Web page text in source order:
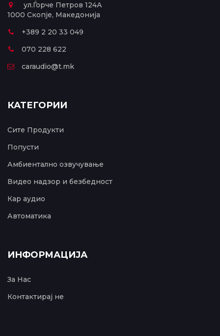
ул.Ѓорче Петров 124А
1000 Скопје, Македонија
+389 2 20 33 049
070 228 622
caraudio@t.mk
КАТЕГОРИИ
Сите Продукти
Попусти
Амбиентално озвучување
Видео надзор и безбедност
Кар аудио
Автоматика
ИНФОРМАЦИЈА
За Нас
Контактирај не